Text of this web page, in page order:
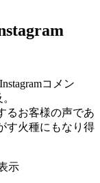
コメン
るお客様の声であ
す火種にもなり得
示